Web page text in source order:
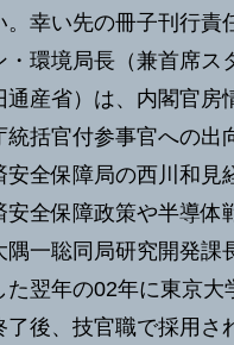
。幸い先の冊子刊行責
・環境局長（兼首席ス
通産省）は、内閣官
統括官付参事官への出
安全保障局の西川和見
安全保障政策や半導体
隅一聡同局研究開発課
た翌年の02年に東京
了後、技官職で採用さ